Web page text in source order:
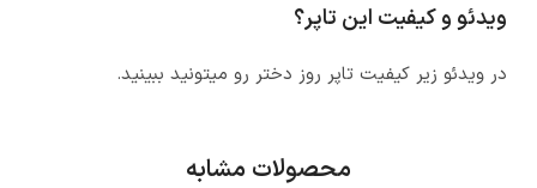
ویدئو و کیفیت این تاپر؟
در ویدئو زیر کیفیت تاپر روز دختر رو میتونید ببینید.
محصولات مشابه